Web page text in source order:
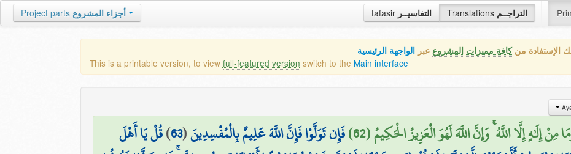
tafasir التفاسيــر Translations التراجــم Project parts أجزاء المشروع
الإستفادة منكافة مميزات المشروع عبر الواجهة الرئيسية
This is a printable version, to view full-featured version switch to the Main interface
إِلَّا اللَّهُ ۚ وَإِنَّ اللَّهَ لَهُوَ الْعَزِيزُ الْحَكِيمُ (62) فَإِن تَوَلَّوْا فَإِنَّ اللَّهَ عَلِيمٌ بِالْمُفْسِدِينَ(
63
)قُلْ يَا أَهْلَ